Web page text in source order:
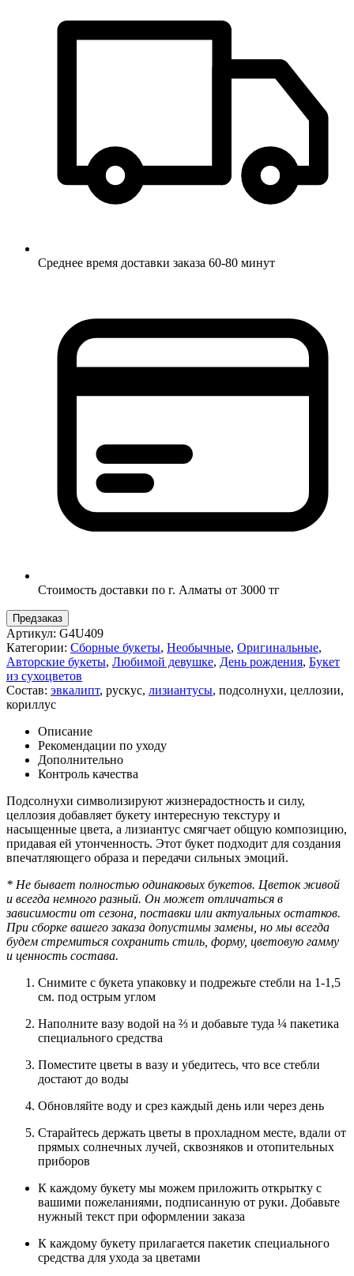
Среднее время доставки заказа 60-80 минут
Стоимость доставки по г. Алматы от 3000 тг
Предзаказ
Артикул: G4U409
Категории: Сборные букеты, Необычные, Оригинальные,
Авторские букеты, Любимой девушке, День рождения, Букет
из сухоцветов
Состав: эвкалипт, рускус, лизиантусы, подсолнухи, целлозии,
кориллус
Описание
Рекомендации по уходу
Дополнительно
Контроль качества
Подсолнухи символизируют жизнерадостность и силу,
целлозия добавляет букету интересную текстуру и
насыщенные цвета, а лизиантус смягчает общую композицию,
придавая ей утонченность. Этот букет подходит для создания
впечатляющего образа и передачи сильных эмоций.
* Не бывает полностью одинаковых букетов. Цветок живой
и всегда немного разный. Он может отличаться в
зависимости от сезона, поставки или актуальных остатков.
При сборке вашего заказа допустимы замены, но мы всегда
будем стремиться сохранить стиль, форму, цветовую гамму
и ценность состава.
Снимите с букета упаковку и подрежьте стебли на 1-1,5
см. под острым углом
Наполните вазу водой на ⅔ и добавьте туда ¼ пакетика
специального средства
Поместите цветы в вазу и убедитесь, что все стебли
достают до воды
Обновляйте воду и срез каждый день или через день
Старайтесь держать цветы в прохладном месте, вдали от
прямых солнечных лучей, сквозняков и отопительных
приборов
К каждому букету мы можем приложить открытку с
вашими пожеланиями, подписанную от руки. Добавьте
нужный текст при оформлении заказа
К каждому букету прилагается пакетик специального
средства для ухода за цветами